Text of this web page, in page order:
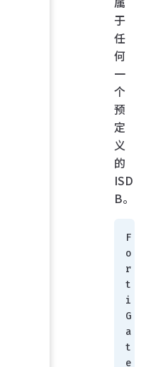
于
任
何
一
个
预
定
义
的
ISD
B。
F
o
r
t
i
G
a
t
e